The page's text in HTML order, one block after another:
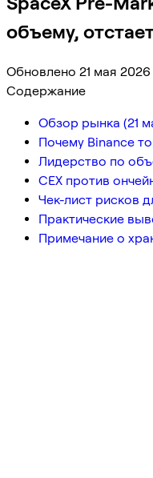
объему,
Обновлено 21 мая 2026
Содержание
Обзор рынка (21
Почему Binance
Лидерство по
CEX против
Чек-лист рисков
Практические
Примечание о